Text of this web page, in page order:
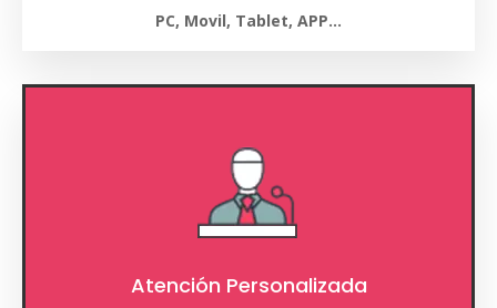
PC, Movil, Tablet, APP…
Atención Personalizada